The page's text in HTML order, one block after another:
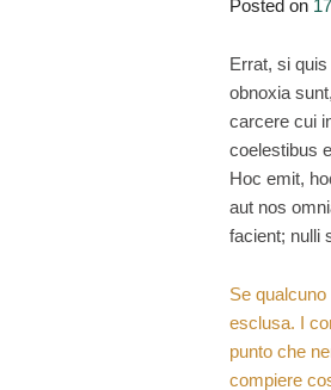
Posted on
Errat, si
obnoxia
carcere cui
coelestibus
Hoc emit,
aut nos
facient; nulli
Se
esclusa. I
punto che
compiere